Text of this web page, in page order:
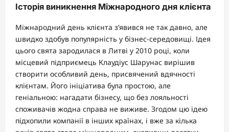
Історія виникнення Міжнародного дня клієнта
Міжнародний день клієнта з’явився не так давно, але
швидко здобув популярність у бізнес-середовищі. Ідея
цього свята зародилася в Литві у 2010 році, коли
місцевий підприємець Клаудіус Шарунас вирішив
створити особливий день, присвячений вдячності
клієнтам. Його ініціатива була простою, але
геніальною: нагадати бізнесу, що без лояльності
споживачів жодна справа не виживе. Згодом цю ідею
підхопили компанії в інших країнах, і вже за кілька